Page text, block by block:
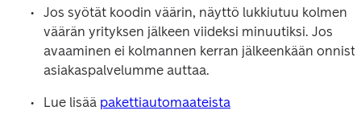
Jos syötät koodin väärin, näyttö lukkiutuu kolmen
väärän yrityksen jälkeen viideksi minuutiksi. Jos
avaaminen ei kolmannen kerran jälkeenkään
asiakaspalvelumme auttaa.
Lue lisää pakettiautomaateista